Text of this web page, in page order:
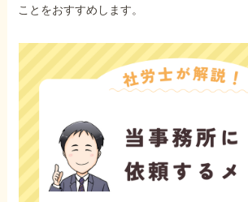
ことをおすすめします。